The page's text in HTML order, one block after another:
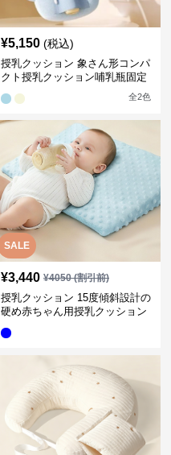
¥5,150 (税込)
授乳クッション 象さん形コンパ
クト授乳クッション哺乳瓶固定
全2色
SALE
¥3,440 ¥4050(割引前)
授乳クッション 15度傾斜設計の
硬め赤ちゃん用授乳クッション